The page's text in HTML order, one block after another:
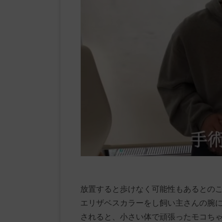
放置すると歩けなく可能性もあるとの
エリザベスカラーをし飼い主さんの腕
されると、小さい体で頑張ったモコち